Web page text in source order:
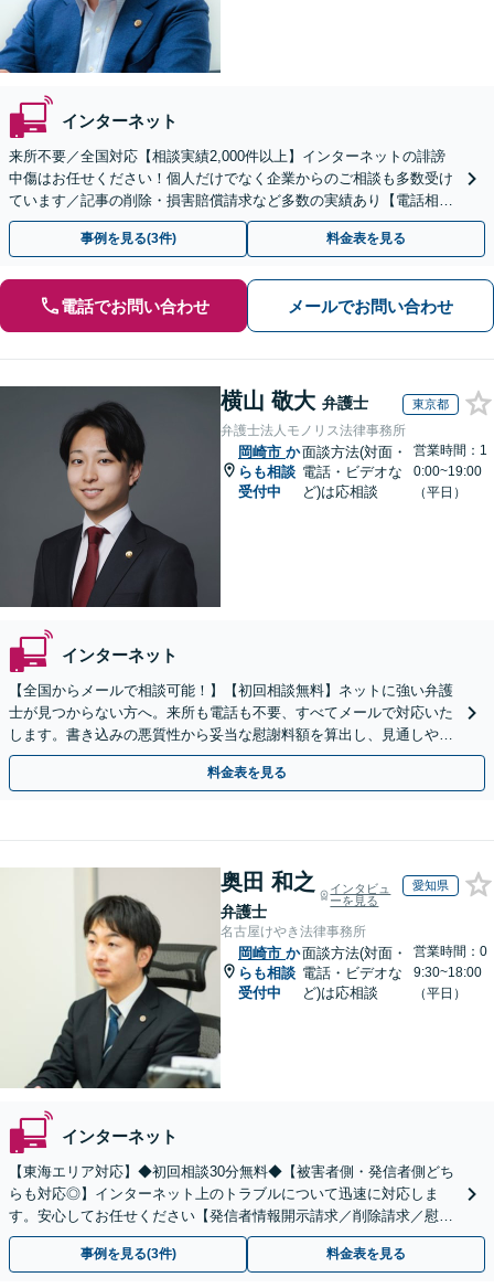
インターネット
来所不要／全国対応【相談実績2,000件以上】インターネットの誹謗
中傷はお任せください！個人だけでなく企業からのご相談も多数受け
ています／記事の削除・損害賠償請求など多数の実績あり【電話相談
可】【初回相談無料】【夜間休日面談可】
事例を見る(3件) 料金表を見る
電話でお問い合わせ メールでお問い合わせ
横山 敬大 弁護士 東京都
弁護士法人モノリス法律事務所
岡崎市 か
らも相談
受付中
面談方法(対面・
電話・ビデオな
ど)は応相談
営業時間：1
0:00~19:00
（平日）
インターネット
【全国からメールで相談可能！】【初回相談無料】ネットに強い弁護
士が見つからない方へ。来所も電話も不要、すべてメールで対応いた
します。書き込みの悪質性から妥当な慰謝料額を算出し、見通しや費
用面のリスクも包み隠さずお伝えしサポートします。
料金表を見る
奥田 和之
弁護士
インタビュ
ーを見る
愛知県
名古屋けやき法律事務所
岡崎市 か
らも相談
受付中
面談方法(対面・
電話・ビデオな
ど)は応相談
営業時間：0
9:30~18:00
（平日）
インターネット
【東海エリア対応】◆初回相談30分無料◆【被害者側・発信者側どち
らも対応◎】インターネット上のトラブルについて迅速に対応しま
す。安心してお任せください【発信者情報開示請求／削除請求／慰謝
料請求／意見照会への対応】
事例を見る(3件) 料金表を見る